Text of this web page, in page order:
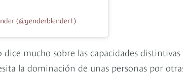
(@genderblender1)
mucho sobre las capacidades
la dominación de unas personas por